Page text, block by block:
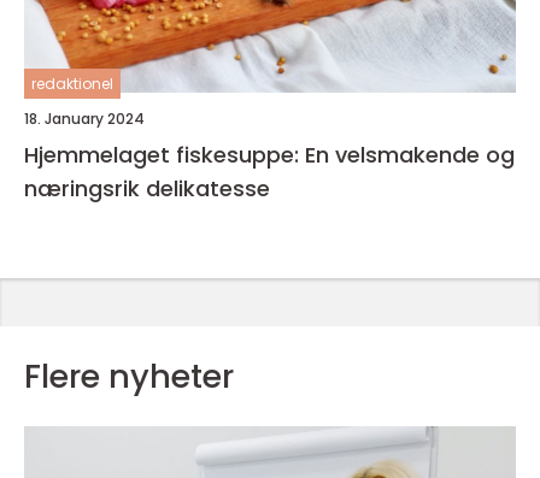
redaktionel
18. January 2024
Hjemmelaget fiskesuppe: En velsmakende og
næringsrik delikatesse
Flere nyheter